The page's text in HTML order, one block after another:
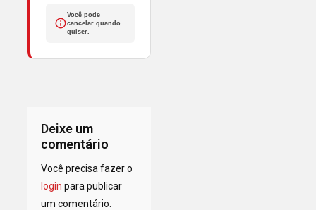
Você pode
cancelar quando
quiser.
Deixe um
comentário
Você precisa fazer o
login para publicar
um comentário.